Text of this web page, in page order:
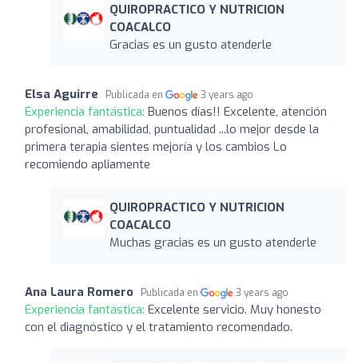
QUIROPRACTICO Y NUTRICION
COACALCO
Gracias es un gusto atenderle
Elsa Aguirre Publicada en 3 years ago
Experiencia fantástica: Buenos días!! Excelente, atención
profesional, amabilidad, puntualidad ...lo mejor desde la
primera terapia sientes mejoría y los cambios Lo
recomiendo apliamente
QUIROPRACTICO Y NUTRICION
COACALCO
Muchas gracias es un gusto atenderle
Ana Laura Romero Publicada en 3 years ago
Experiencia fantástica: Excelente servicio. Muy honesto
con el diagnóstico y el tratamiento recomendado.